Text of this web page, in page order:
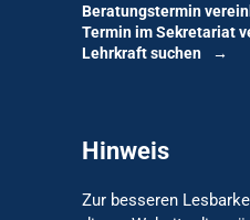
Beratungstermin
Termin im Sekretariat
Lehrkraft suchen
Hinweis
Zur besseren